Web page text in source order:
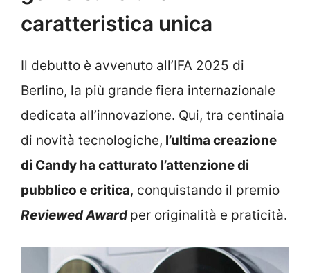
caratteristica unica
Il debutto è avvenuto all’IFA 2025 di
Berlino, la più grande fiera internazionale
dedicata all’innovazione. Qui, tra centinaia
di novità tecnologiche, l’ultima creazione
di Candy ha catturato l’attenzione di
pubblico e critica, conquistando il premio
Reviewed Award per originalità e praticità.